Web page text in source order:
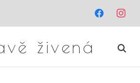
facebook
živená